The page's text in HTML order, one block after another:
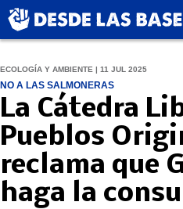
ECOLOGÍA Y AMBIENTE | 11 JUL 2025
NO A LAS SALMONERAS
La Cátedra
Pueblos
reclama que
haga la